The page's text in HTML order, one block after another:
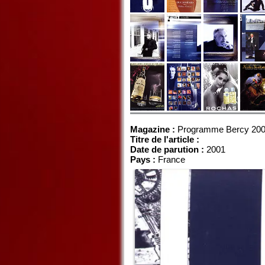
Magazine : Programme Bercy
Titre de l'article :
Date de parution : 2001
Pays : France